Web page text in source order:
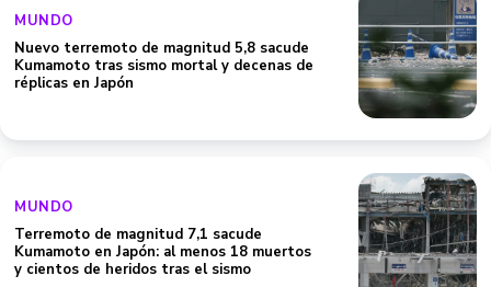
MUNDO
Nuevo terremoto de magnitud 5,8 sacude
Kumamoto tras sismo mortal y decenas de
réplicas en Japón
MUNDO
Terremoto de magnitud 7,1 sacude
Kumamoto en Japón: al menos 18 muertos
y cientos de heridos tras el sismo